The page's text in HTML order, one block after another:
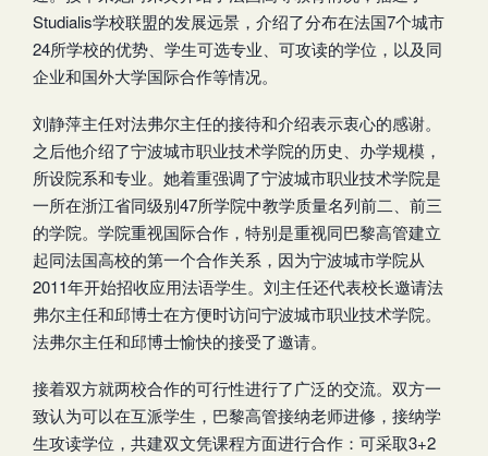
Studialis学校联盟的发展远景，介绍了分布在法国7个城市
24所学校的优势、学生可选专业、可攻读的学位，以及同
企业和国外大学国际合作等情况。
刘静萍主任对法弗尔主任的接待和介绍表示衷心的感谢。
之后他介绍了宁波城市职业技术学院的历史、办学规模，
所设院系和专业。她着重强调了宁波城市职业技术学院是
一所在浙江省同级别47所学院中教学质量名列前二、前三
的学院。学院重视国际合作，特别是重视同巴黎高管建立
起同法国高校的第一个合作关系，因为宁波城市学院从
2011年开始招收应用法语学生。刘主任还代表校长邀请法
弗尔主任和邱博士在方便时访问宁波城市职业技术学院。
法弗尔主任和邱博士愉快的接受了邀请。
接着双方就两校合作的可行性进行了广泛的交流。双方一
致认为可以在互派学生，巴黎高管接纳老师进修，接纳学
生攻读学位，共建双文凭课程方面进行合作：可采取3+2